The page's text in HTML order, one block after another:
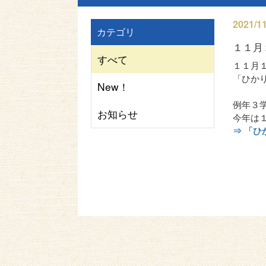
カテゴリ
すべて
New！
お知らせ
2021/
１１
１１月
「ひか
例年３
今年は
⇒ 「ひ